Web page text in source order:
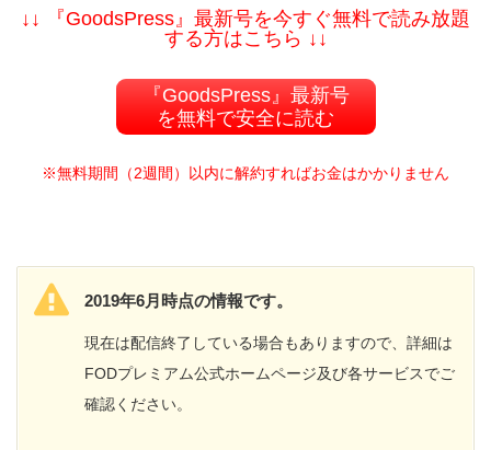
↓↓ 『GoodsPress』最新号を今すぐ無料で読み放題
する方はこちら ↓↓
『GoodsPress』最新号
を無料で安全に読む
※無料期間（2週間）以内に解約すればお金はかかりません
2019年6月時点の情報です。
現在は配信終了している場合もありますので、詳細は
FODプレミアム公式ホームページ及び各サービスでご
確認ください。